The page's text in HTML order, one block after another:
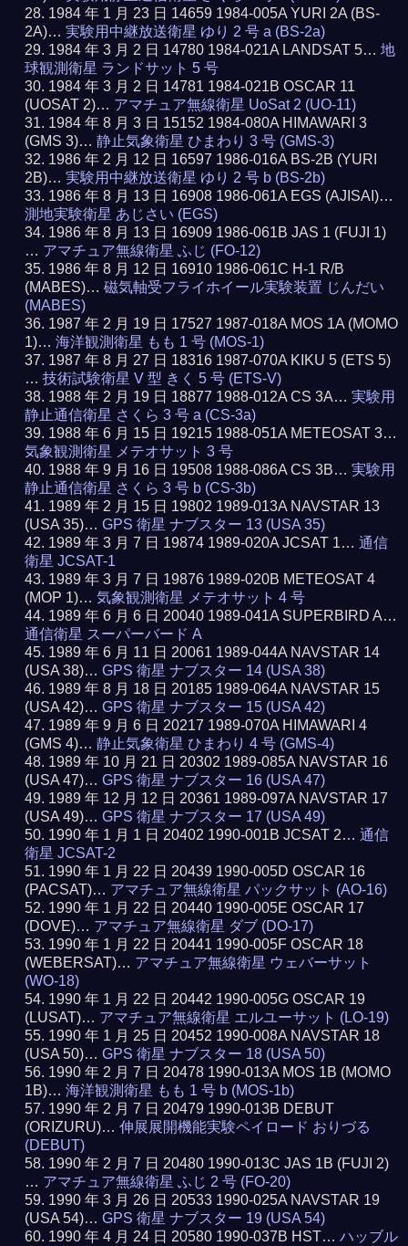
1984 年 1 月 23 日 14659 1984-005A YURI 2A (BS-
2A)…実験用中継放送衛星 ゆり 2 号 a (BS-2a)
1984 年 3 月 2 日 14780 1984-021A LANDSAT 5…地
球観測衛星 ランドサット 5 号
1984 年 3 月 2 日 14781 1984-021B OSCAR 11
(UOSAT 2)… アマチュア無線衛星 UoSat 2 (UO-11)
1984 年 8 月 3 日 15152 1984-080A HIMAWARI 3
(GMS 3)…静止気象衛星 ひまわり 3 号 (GMS-3)
1986 年 2 月 12 日 16597 1986-016A BS-2B (YURI
2B)…実験用中継放送衛星 ゆり 2 号 b (BS-2b)
1986 年 8 月 13 日 16908 1986-061A EGS (AJISAI)…
測地実験衛星 あじさい (EGS)
1986 年 8 月 13 日 16909 1986-061B JAS 1 (FUJI 1)
… アマチュア無線衛星 ふじ (FO-12)
1986 年 8 月 12 日 16910 1986-061C H-1 R/B
(MABES)…磁気軸受フライホイール実験装置 じんだい
(MABES)
1987 年 2 月 19 日 17527 1987-018A MOS 1A (MOMO
1)…海洋観測衛星 もも 1 号 (MOS-1)
1987 年 8 月 27 日 18316 1987-070A KIKU 5 (ETS 5)
…技術試験衛星 V 型 きく 5 号 (ETS-V)
1988 年 2 月 19 日 18877 1988-012A CS 3A…実験用
静止通信衛星 さくら 3 号 a (CS-3a)
1988 年 6 月 15 日 19215 1988-051A METEOSAT 3…
気象観測衛星 メテオサット 3 号
1988 年 9 月 16 日 19508 1988-086A CS 3B…実験用
静止通信衛星 さくら 3 号 b (CS-3b)
1989 年 2 月 15 日 19802 1989-013A NAVSTAR 13
(USA 35)…GPS 衛星 ナブスター 13 (USA 35)
1989 年 3 月 7 日 19874 1989-020A JCSAT 1…通信
衛星 JCSAT-1
1989 年 3 月 7 日 19876 1989-020B METEOSAT 4
(MOP 1)…気象観測衛星 メテオサット 4 号
1989 年 6 月 6 日 20040 1989-041A SUPERBIRD A…
通信衛星 スーパーバード A
1989 年 6 月 11 日 20061 1989-044A NAVSTAR 14
(USA 38)…GPS 衛星 ナブスター 14 (USA 38)
1989 年 8 月 18 日 20185 1989-064A NAVSTAR 15
(USA 42)…GPS 衛星 ナブスター 15 (USA 42)
1989 年 9 月 6 日 20217 1989-070A HIMAWARI 4
(GMS 4)…静止気象衛星 ひまわり 4 号 (GMS-4)
1989 年 10 月 21 日 20302 1989-085A NAVSTAR 16
(USA 47)…GPS 衛星 ナブスター 16 (USA 47)
1989 年 12 月 12 日 20361 1989-097A NAVSTAR 17
(USA 49)…GPS 衛星 ナブスター 17 (USA 49)
1990 年 1 月 1 日 20402 1990-001B JCSAT 2…通信
衛星 JCSAT-2
1990 年 1 月 22 日 20439 1990-005D OSCAR 16
(PACSAT)… アマチュア無線衛星 パックサット (AO-16)
1990 年 1 月 22 日 20440 1990-005E OSCAR 17
(DOVE)… アマチュア無線衛星 ダブ (DO-17)
1990 年 1 月 22 日 20441 1990-005F OSCAR 18
(WEBERSAT)… アマチュア無線衛星 ウェバーサット
(WO-18)
1990 年 1 月 22 日 20442 1990-005G OSCAR 19
(LUSAT)… アマチュア無線衛星 エルユーサット (LO-19)
1990 年 1 月 25 日 20452 1990-008A NAVSTAR 18
(USA 50)…GPS 衛星 ナブスター 18 (USA 50)
1990 年 2 月 7 日 20478 1990-013A MOS 1B (MOMO
1B)…海洋観測衛星 もも 1 号 b (MOS-1b)
1990 年 2 月 7 日 20479 1990-013B DEBUT
(ORIZURU)…伸展展開機能実験ペイロード おりづる
(DEBUT)
1990 年 2 月 7 日 20480 1990-013C JAS 1B (FUJI 2)
… アマチュア無線衛星 ふじ 2 号 (FO-20)
1990 年 3 月 26 日 20533 1990-025A NAVSTAR 19
(USA 54)…GPS 衛星 ナブスター 19 (USA 54)
1990 年 4 月 24 日 20580 1990-037B HST…ハッブル